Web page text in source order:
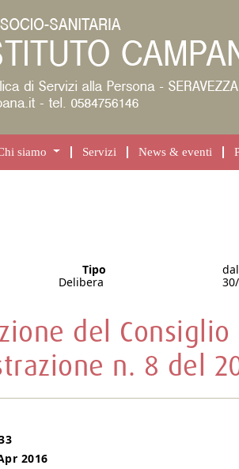
siamo Servizi News & eventi
Tipo
Delibera
del Consiglio
n. 8 del
2016